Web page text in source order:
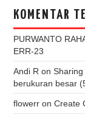
KOMENTAR
PURWANTO
ERR-23
Andi R on
berukuran besar
flowerr onCreate